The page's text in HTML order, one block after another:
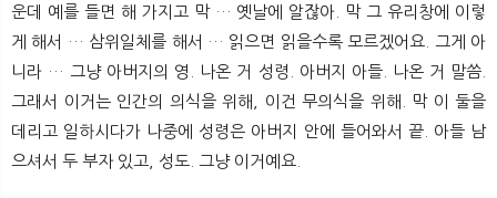
운데 예를 들면 해 가지고 막 … 옛날에 알잖아. 막 그 유리창에 이렇
게 해서 … 삼위일체를 해서 … 읽으면 읽을수록 모르겠어요. 그게 아
니라 … 그냥 아버지의 영. 나온 거 성령. 아버지 아들. 나온 거 말씀.
그래서 이거는 인간의 의식을 위해, 이건 무의식을 위해. 막 이 둘을
데리고 일하시다가 나중에 성령은 아버지 안에 들어와서 끝. 아들 남
으셔서 두 부자 있고, 성도. 그냥 이거예요.